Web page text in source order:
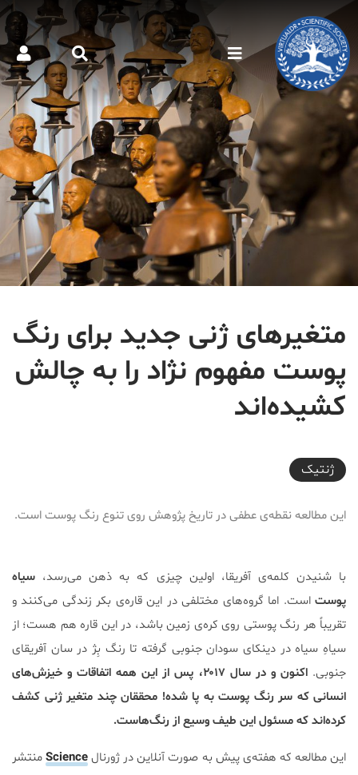
متغیرهای ژنی جدید برای رنگ
پوست مفهوم نژاد را به چالش
کشیده‌اند
2017-10-14T22:05:24+03:30
ژنتیک
این مطالعه نقطه‌ی عطفی در تاریخ پژوهش روی تنوع رنگ پوست‌ است.
با شنیدن کلمه‌ی آفریقا، اولین چیزی که به ذهن می‌رسد، سیاه
پوست است. اما گروه‌های مختلفی در این قاره‌ی بکر زندگی می‌کنند و
تقریباً هر رنگ پوستی روی کره‌ی زمین باشد، در این قاره هم هست؛ از
سیاهِ سیاه در دینکای سودان جنوبی گرفته تا رنگ بِژ در سان آفریقای
جنوبی.
اکنون و در سال ۲۰۱۷، پس از این همه اتفاقات و خیزش‌های
انسانی که سر رنگ پوست به پا شده! محققان چند متغیر ژنی کشف
کرده‌اند که مسئول این طیف وسیع از رنگ‌هاست.
این مطالعه که هفته‌ی پیش به صورت آنلاین در ژورنالScienceمنتشر